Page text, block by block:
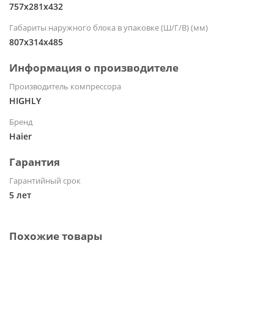
757x281x432
Габариты наружного блока в упаковке (Ш/Г/В) (мм)
807x314x485
Информация о производителе
Производитель компрессора
HIGHLY
Бренд
Haier
Гарантия
Гарантийный срок
5 лет
Похожие товары